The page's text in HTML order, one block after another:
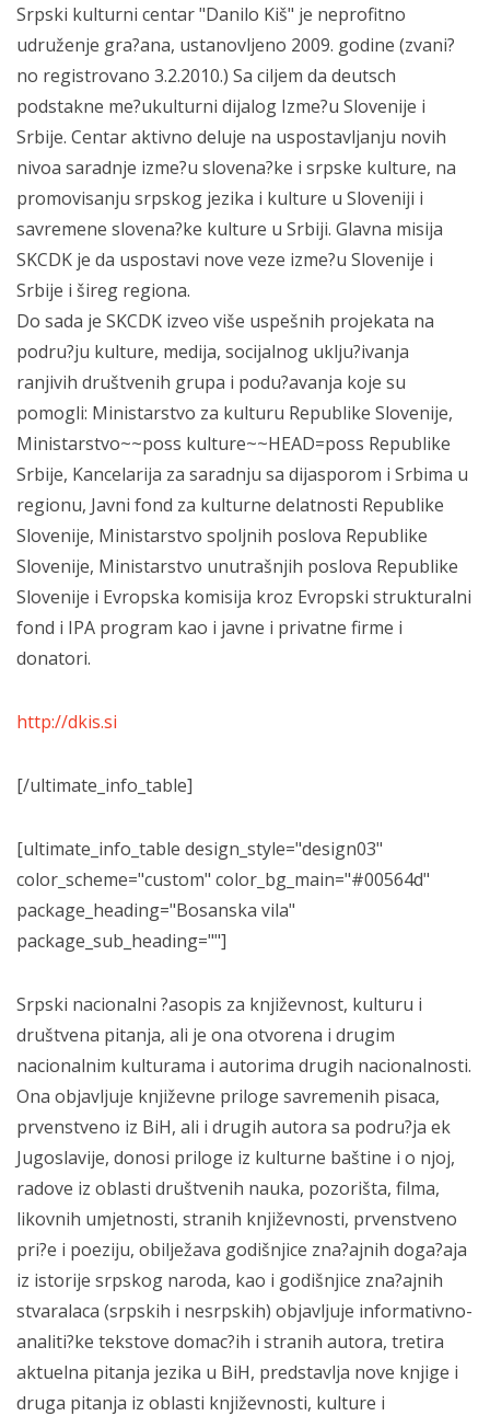
Srpski kulturni centar "Danilo Kiš" je neprofitno
udruženje gra?ana, ustanovljeno 2009. godine (zvani?
no registrovano 3.2.2010.) Sa ciljem da deutsch
podstakne me?ukulturni dijalog Izme?u Slovenije i
Srbije. Centar aktivno deluje na uspostavljanju novih
nivoa saradnje izme?u slovena?ke i srpske kulture, na
promovisanju srpskog jezika i kulture u Sloveniji i
savremene slovena?ke kulture u Srbiji. Glavna misija
SKCDK je da uspostavi nove veze izme?u Slovenije i
Srbije i šireg regiona.
Do sada je SKCDK izveo više uspešnih projekata na
podru?ju kulture, medija, socijalnog uklju?ivanja
ranjivih društvenih grupa i podu?avanja koje su
pomogli: Ministarstvo za kulturu Republike Slovenije,
Ministarstvo~~poss kulture~~HEAD=poss Republike
Srbije, Kancelarija za saradnju sa dijasporom i Srbima u
regionu, Javni fond za kulturne delatnosti Republike
Slovenije, Ministarstvo spoljnih poslova Republike
Slovenije, Ministarstvo unutrašnjih poslova Republike
Slovenije i Evropska komisija kroz Evropski strukturalni
fond i IPA program kao i javne i privatne firme i
donatori.
http://dkis.si
[/ultimate_info_table]
[ultimate_info_table design_style="design03"
color_scheme="custom" color_bg_main="#00564d"
package_heading="Bosanska vila"
package_sub_heading=""]
Srpski nacionalni ?asopis za književnost, kulturu i
društvena pitanja, ali je ona otvorena i drugim
nacionalnim kulturama i autorima drugih nacionalnosti.
Ona objavljuje književne priloge savremenih pisaca,
prvenstveno iz BiH, ali i drugih autora sa podru?ja ek
Jugoslavije, donosi priloge iz kulturne baštine i o njoj,
radove iz oblasti društvenih nauka, pozorišta, filma,
likovnih umjetnosti, stranih književnosti, prvenstveno
pri?e i poeziju, obilježava godišnjice zna?ajnih doga?aja
iz istorije srpskog naroda, kao i godišnjice zna?ajnih
stvaralaca (srpskih i nesrpskih) objavljuje informativno-
analiti?ke tekstove domac?ih i stranih autora, tretira
aktuelna pitanja jezika u BiH, predstavlja nove knjige i
druga pitanja iz oblasti književnosti, kulture i